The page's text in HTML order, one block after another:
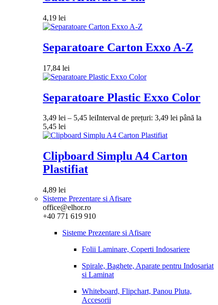
4,19 lei
Separatoare Carton Exxo A-Z
17,84 lei
Separatoare Plastic Exxo Color
3,49 lei – 5,45 leiInterval de prețuri: 3,49 lei până la
5,45 lei
Clipboard Simplu A4 Carton
Plastifiat
4,89 lei
Sisteme Prezentare si Afisare
office@elhor.ro
+40 771 619 910
Sisteme Prezentare si Afisare
Folii Laminare, Coperti Indosariere
Spirale, Baghete, Aparate pentru Indosariat
si Laminat
Whiteboard, Flipchart, Panou Pluta,
Accesorii